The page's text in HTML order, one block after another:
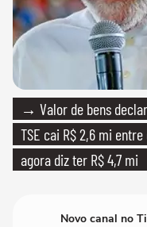
→ Valor de bens
TSE cai R$ 2,6 mi
agora diz ter R$ 4,7 mi
Novo canal no